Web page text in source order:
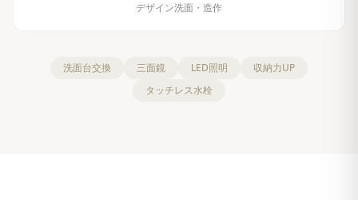
デザイン洗面・造作
洗面台交換 三面鏡 LED照明
収納力UP
タッチレス水栓